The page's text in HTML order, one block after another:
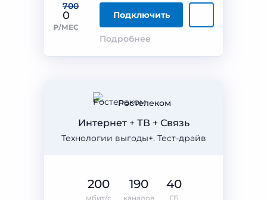
700
0
₽/МЕС
Подключить
Подробнее
Ростелеком
Технологии выгоды+. Тест-драйв
Интернет + ТВ + Связь
200
мбит/с
190
каналов
40
ГБ